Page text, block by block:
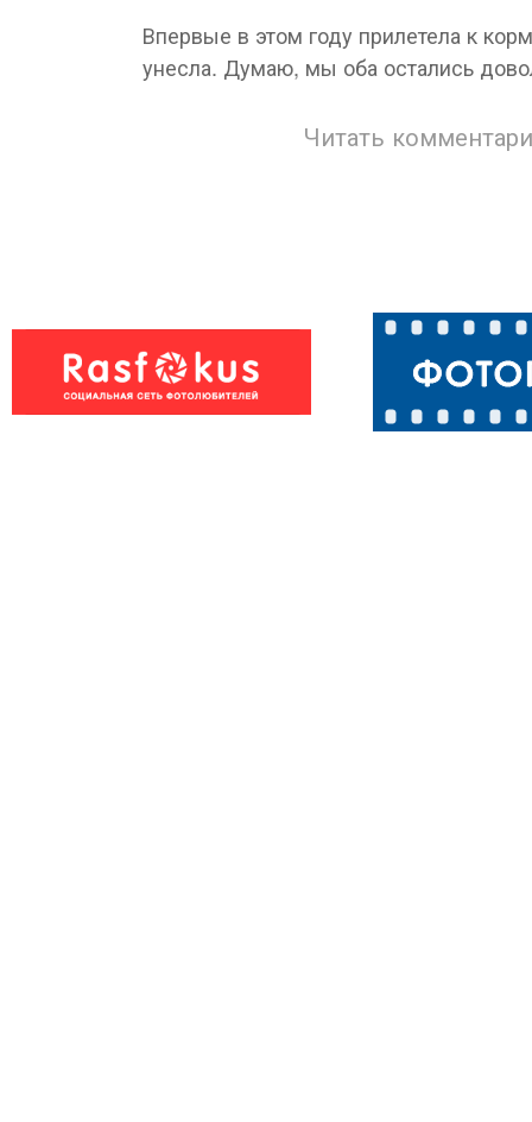
Впервые в этом году прилетела к
унесла. Думаю, мы оба остались
Читать